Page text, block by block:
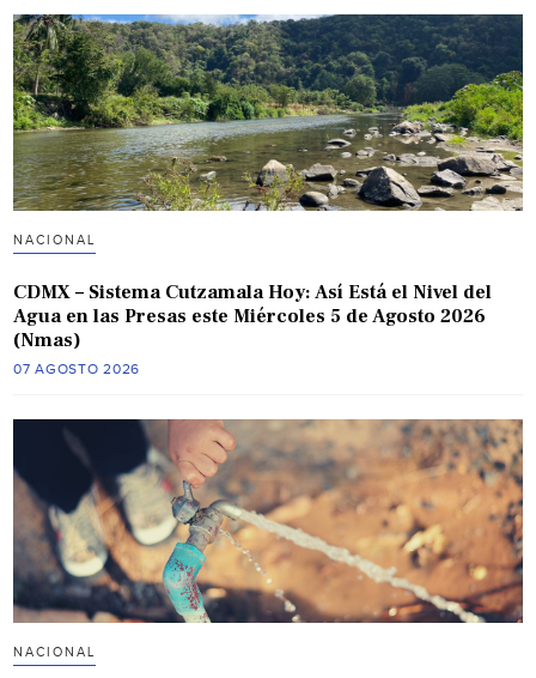
NACIONAL
CDMX – Sistema Cutzamala Hoy: Así Está el Nivel del
Agua en las Presas este Miércoles 5 de Agosto 2026
(Nmas)
07 AGOSTO 2026
NACIONAL